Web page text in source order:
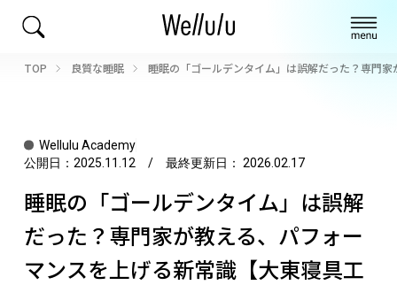
TOP 良質な睡眠 睡眠の「ゴールデンタイム」は誤解だった？専門
Wellulu Academy
公開日： 2025.11.12 / 最終更新日： 2026.02.17
睡眠の「ゴールデンタイム」は誤解
だった？専門家が教える、パフォー
マンスを上げる新常識【大東寝具工